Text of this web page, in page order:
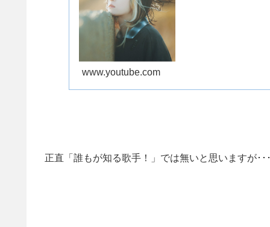
www.youtube.com
正直「誰もが知る歌手！」では無いと思いますが･･